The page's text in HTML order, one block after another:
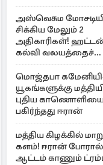
அஸ்வெசும
சிக்கிய மேலும் 2
அதிகாரிகள்!
கல்வி வலயத்தைச்
சேர்ந்த 6
குறித்து விசாரணை
மொஜ்தபா
யூகங்களுக்கு
புதிய
பகிர்ந்தது ஈரான்
மத்திய கிழக்கில்
களம்! ஈரான் போரால்
ஆட்டம் காணும்